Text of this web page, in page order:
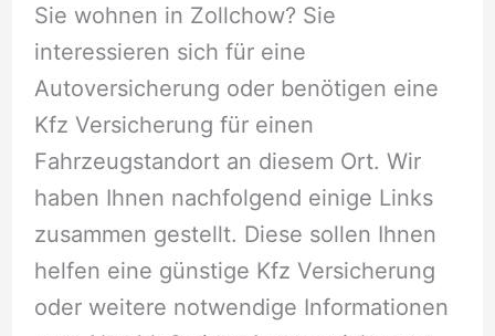
Sie wohnen in Zollchow? Sie
interessieren sich für eine
Autoversicherung oder benötigen eine
Kfz Versicherung für einen
Fahrzeugstandort an diesem Ort. Wir
haben Ihnen nachfolgend einige Links
zusammen gestellt. Diese sollen Ihnen
helfen eine günstige Kfz Versicherung
oder weitere notwendige Informationen